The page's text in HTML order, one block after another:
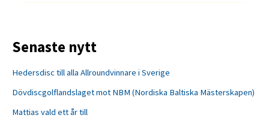
Senaste nytt
Hedersdisc till alla Allroundvinnare i Sverige
Dövdiscgolflandslaget mot NBM (Nordiska Baltiska Mästerskapen)
Mattias vald ett år till